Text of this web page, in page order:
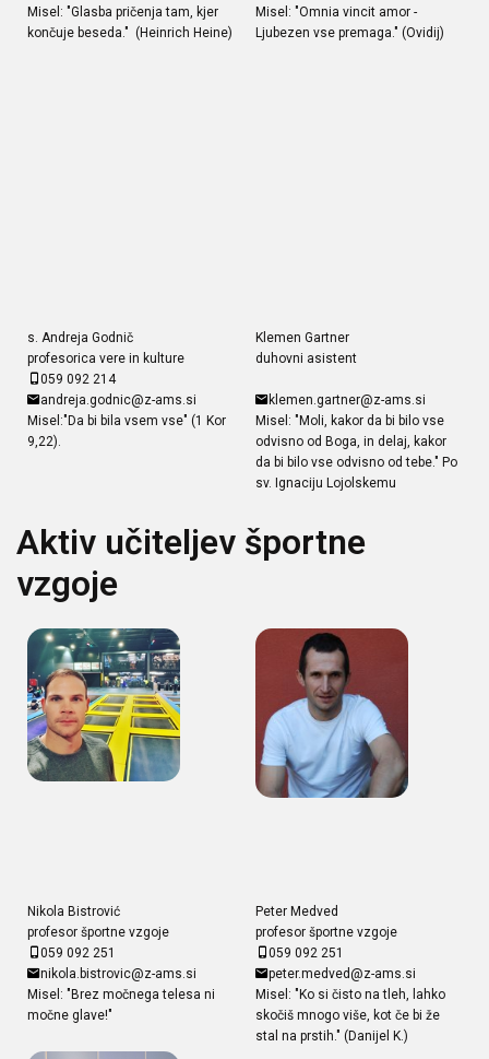
Misel: "Glasba pričenja tam, kjer
končuje beseda." (Heinrich Heine)
Misel: "Omnia vincit amor -
Ljubezen vse premaga." (Ovidij)
s. Andreja Godnič
profesorica vere in kulture
059 092 214
andreja.godnic@z-ams.si
Misel:"Da bi bila vsem vse" (1 Kor
9,22).
Klemen Gartner
duhovni asistent
klemen.gartner@z-ams.si
Misel: "Moli, kakor da bi bilo vse
odvisno od Boga, in delaj, kakor
da bi bilo vse odvisno od tebe." Po
sv. Ignaciju Lojolskemu
Aktiv učiteljev športne
vzgoje
Nikola Bistrović
profesor športne vzgoje
059 092 251
nikola.bistrovic@z-ams.si
Misel: "Brez močnega telesa ni
močne glave!"
Peter Medved
profesor športne vzgoje
059 092 251
peter.medved@z-ams.si
Misel: "Ko si čisto na tleh, lahko
skočiš mnogo više, kot če bi že
stal na prstih." (Danijel K.)